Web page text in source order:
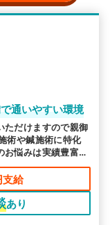
通いやすい環境
ただけますので親御
術や鍼施術に特化
悩みは実績豊富な
支給
あり